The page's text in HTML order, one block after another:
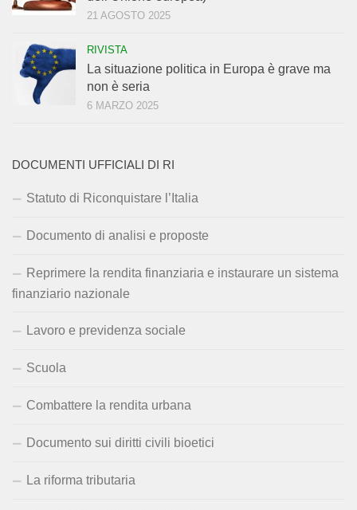
21 AGOSTO 2025
RIVISTA
La situazione politica in Europa è grave ma
non è seria
6 MARZO 2025
DOCUMENTI UFFICIALI DI RI
Statuto di Riconquistare l’Italia
Documento di analisi e proposte
Reprimere la rendita finanziaria e instaurare un sistema
finanziario nazionale
Lavoro e previdenza sociale
Scuola
Combattere la rendita urbana
Documento sui diritti civili bioetici
La riforma tributaria